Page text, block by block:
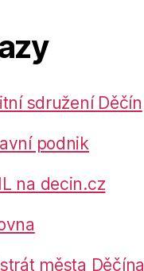
sdružení Děčín
podnik
na decin.cz
města Děčína